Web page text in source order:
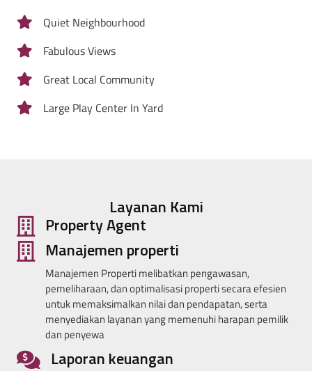
Quiet Neighbourhood
Fabulous Views
Great Local Community
Large Play Center In Yard
Layanan Kami
Property Agent
Manajemen properti
Manajemen Properti melibatkan pengawasan,
pemeliharaan, dan optimalisasi properti secara efesien
untuk memaksimalkan nilai dan pendapatan, serta
menyediakan layanan yang memenuhi harapan pemilik
dan penyewa
Laporan keuangan